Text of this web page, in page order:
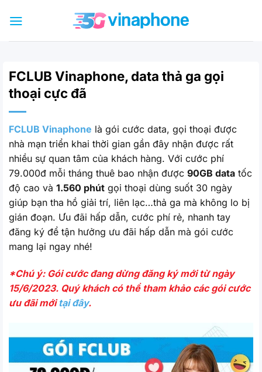
qua
FCLUB Vinaphone, data thả ga gọi
thoại cực đã
FCLUB Vinaphone là gói cước data, gọi thoại được
nhà mạn triển khai thời gian gần đây nhận được rất
nhiều sự quan tâm của khách hàng. Với cước phí
79.000đ mỗi tháng thuê bao nhận được 90GB data tốc
độ cao và 1.560 phút gọi thoại dùng suốt 30 ngày
giúp bạn tha hồ giải trí, liên lạc…thả ga mà không lo bị
gián đoạn. Ưu đãi hấp dẫn, cước phí rẻ, nhanh tay
đăng ký để tận hưởng ưu đãi hấp dẫn mà gói cước
mang lại ngay nhé!
*Chú ý: Gói cước đang dừng đăng ký mới từ ngày
15/6/2023. Quý khách có thể tham khảo các gói cước
ưu đãi mớitại đây.